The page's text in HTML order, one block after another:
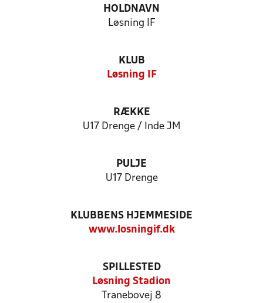
HOLDNAVN
Løsning IF
KLUB
Løsning IF
RÆKKE
U17 Drenge / Inde JM
PULJE
U17 Drenge
KLUBBENS HJEMMESIDE
www.losningif.dk
SPILLESTED
Løsning Stadion
Tranebovej 8